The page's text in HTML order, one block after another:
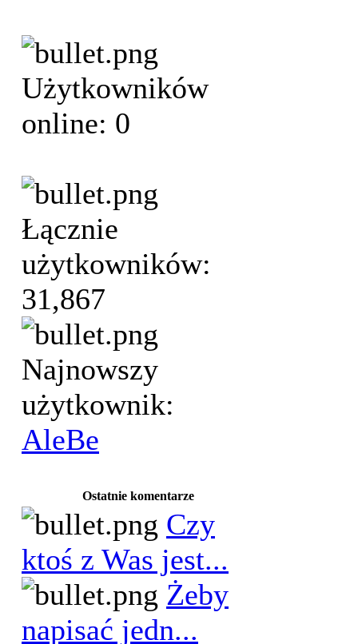
Użytkowników
online: 0
Łącznie
użytkowników:
31,867
Najnowszy
użytkownik:
AleBe
Ostatnie komentarze
Czy
ktoś z Was jest...
Żeby
napisać jedn...